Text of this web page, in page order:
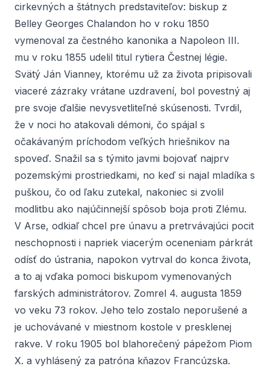
cirkevných a štátnych predstaviteľov: biskup z
Belley Georges Chalandon ho v roku 1850
vymenoval za čestného kanonika a Napoleon III.
mu v roku 1855 udelil titul rytiera Čestnej légie.
Svätý Ján Vianney, ktorému už za života pripisovali
viaceré zázraky vrátane uzdravení, bol povestný aj
pre svoje ďalšie nevysvetliteľné skúsenosti. Tvrdil,
že v noci ho atakovali démoni, čo spájal s
očakávaným príchodom veľkých hriešnikov na
spoveď. Snažil sa s týmito javmi bojovať najprv
pozemskými prostriedkami, no keď si najal mladíka s
puškou, čo od ľaku zutekal, nakoniec si zvolil
modlitbu ako najúčinnejší spôsob boja proti Zlému.
V Arse, odkiaľ chcel pre únavu a pretrvávajúci pocit
neschopnosti i napriek viacerým oceneniam párkrát
odísť do ústrania, napokon vytrval do konca života,
a to aj vďaka pomoci biskupom vymenovaných
farských administrátorov. Zomrel 4. augusta 1859
vo veku 73 rokov. Jeho telo zostalo neporušené a
je uchovávané v miestnom kostole v presklenej
rakve. V roku 1905 bol blahorečený pápežom Piom
X. a vyhlásený za patróna kňazov Francúzska.